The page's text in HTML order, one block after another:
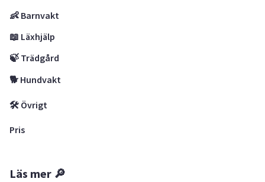
👶 Barnvakt
📖 Läxhjälp
🍃 Trädgård
🐕 Hundvakt
🛠 Övrigt
Pris
Läs mer 🔎